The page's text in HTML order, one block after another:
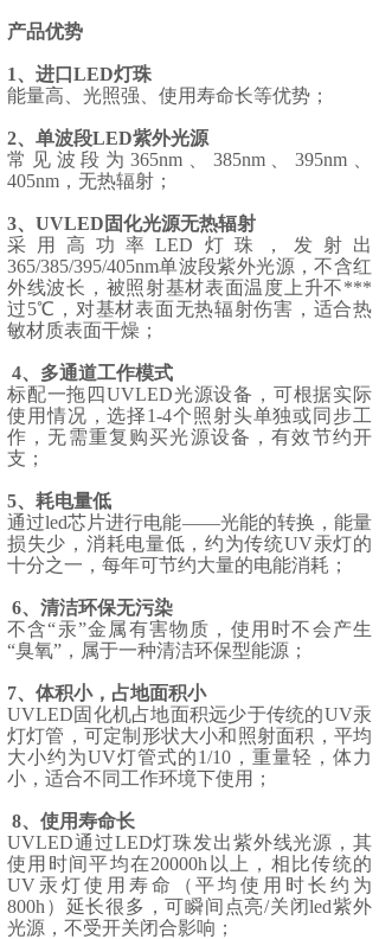
产品优势
1、进口LED灯珠
能量高、光照强、使用寿命长等优势；
2、单波段LED紫外光源
常见波段为365nm、385nm、395nm、
405nm，无热辐射；
3、UVLED固化光源无热辐射
采用高功率LED灯珠，发射出
365/385/395/405nm单波段紫外光源，不含红
外线波长，被照射基材表面温度上升不***
过5℃，对基材表面无热辐射伤害，适合热
敏材质表面干燥；
4、多通道工作模式
标配一拖四UVLED光源设备，可根据实际
使用情况，选择1-4个照射头单独或同步工
作，无需重复购买光源设备，有效节约开
支；
5、耗电量低
通过led芯片进行电能——光能的转换，能量
损失少，消耗电量低，约为传统UV汞灯的
十分之一，每年可节约大量的电能消耗；
6、清洁环保无污染
不含“汞”金属有害物质，使用时不会产生
“臭氧”，属于一种清洁环保型能源；
7、体积小，占地面积小
UVLED固化机占地面积远少于传统的UV汞
灯灯管，可定制形状大小和照射面积，平均
大小约为UV灯管式的1/10，重量轻，体力
小，适合不同工作环境下使用；
8、使用寿命长
UVLED通过LED灯珠发出紫外线光源，其
使用时间平均在20000h以上，相比传统的
UV汞灯使用寿命（平均使用时长约为
800h）延长很多，可瞬间点亮/关闭led紫外
光源，不受开关闭合影响；